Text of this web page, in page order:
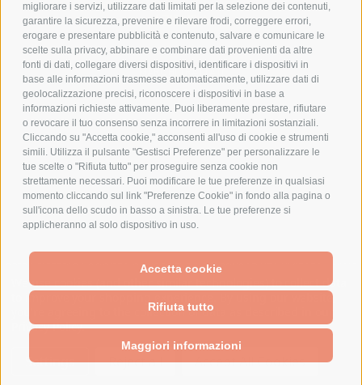
migliorare i servizi, utilizzare dati limitati per la selezione dei contenuti,
garantire la sicurezza, prevenire e rilevare frodi, correggere errori,
erogare e presentare pubblicità e contenuto, salvare e comunicare le
scelte sulla privacy, abbinare e combinare dati provenienti da altre
fonti di dati, collegare diversi dispositivi, identificare i dispositivi in
base alle informazioni trasmesse automaticamente, utilizzare dati di
geolocalizzazione precisi, riconoscere i dispositivi in base a
informazioni richieste attivamente. Puoi liberamente prestare, rifiutare
o revocare il tuo consenso senza incorrere in limitazioni sostanziali.
Cliccando su "Accetta cookie," acconsenti all'uso di cookie e strumenti
simili. Utilizza il pulsante "Gestisci Preferenze" per personalizzare le
tue scelte o "Rifiuta tutto" per proseguire senza cookie non
strettamente necessari. Puoi modificare le tue preferenze in qualsiasi
momento cliccando sul link "Preferenze Cookie" in fondo alla pagina o
sull'icona dello scudo in basso a sinistra. Le tue preferenze si
applicheranno al solo dispositivo in uso.
Accetta cookie
Rifiuta tutto
Maggiori informazioni
AZIENDA
CHI SIAMO
MARCHI TRATTATI
CONDOMINI
Bonifico
Bancario
SPESA ELETTRICA SOCIETA CONSORTILE A RESPONSABILITA LIMITATA - VIALE
MILANOFIORI, STRADA 4 - PALAZZO A5 20057, ASSAGO MILANO - PARTITA IVA
Powered byBigCommerce
Created byLone Star Templates
© 2026 Spesa Elettrica
We use cookies (and other similar technologies) to collect data
to improve your shopping experience.
By using our website,
you're agreeing to the collection of data as described in our
Privacy Policy.
Settings Reject all Accept All Cookies